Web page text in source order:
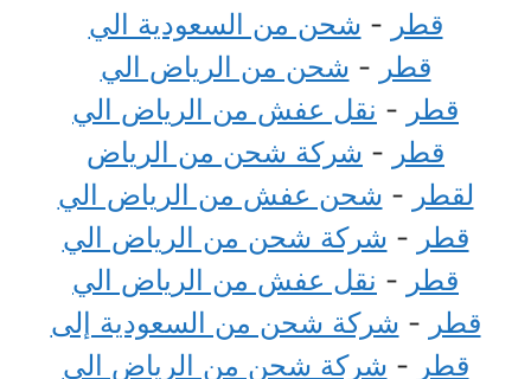
قطر - شحن من السعودية الي
قطر - شحن من الرياض الي
قطر - نقل عفش من الرياض الي
قطر - شركة شحن من الرياض
لقطر - شحن عفش من الرياض الي
قطر - شركة شحن من الرياض الي
قطر - نقل عفش من الرياض الي
قطر - شركة شحن من السعودية إلى
قطر - شركة شحن من الرياض الي